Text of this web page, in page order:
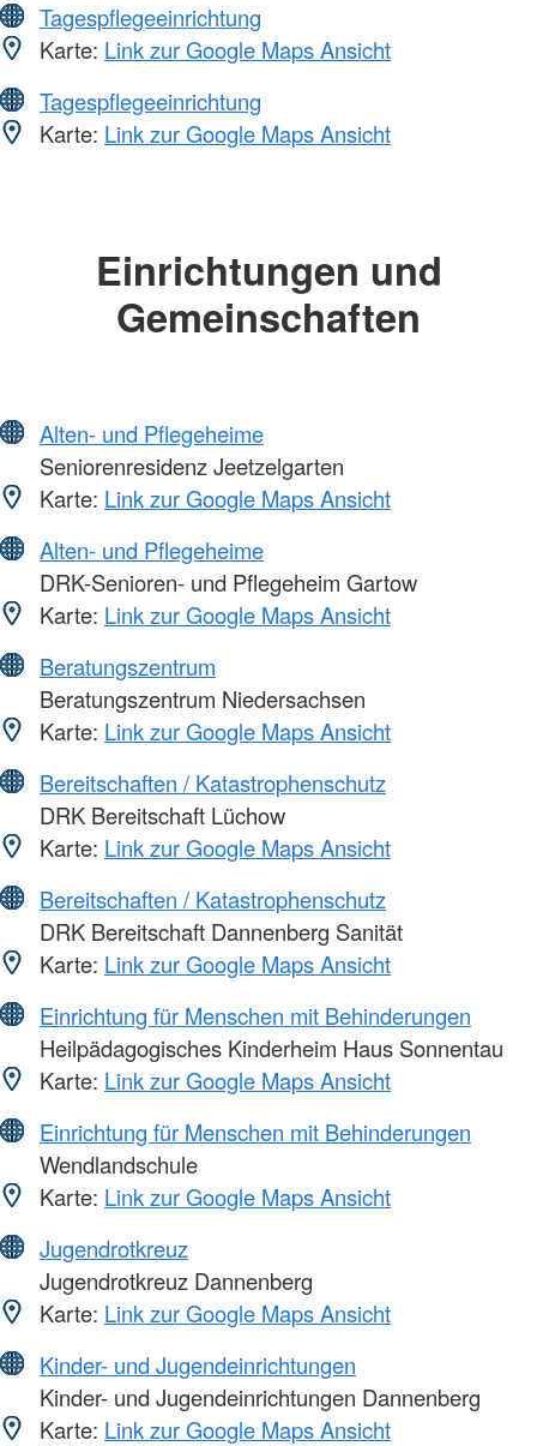
Tagespflegeeinrichtung
Karte: Link zur Google Maps Ansicht
Tagespflegeeinrichtung
Karte: Link zur Google Maps Ansicht
Einrichtungen und
Gemeinschaften
Alten- und Pflegeheime
Seniorenresidenz Jeetzelgarten
Karte: Link zur Google Maps Ansicht
Alten- und Pflegeheime
DRK-Senioren- und Pflegeheim Gartow
Karte: Link zur Google Maps Ansicht
Beratungszentrum
Beratungszentrum Niedersachsen
Karte: Link zur Google Maps Ansicht
Bereitschaften / Katastrophenschutz
DRK Bereitschaft Lüchow
Karte: Link zur Google Maps Ansicht
Bereitschaften / Katastrophenschutz
DRK Bereitschaft Dannenberg Sanität
Karte: Link zur Google Maps Ansicht
Einrichtung für Menschen mit Behinderungen
Heilpädagogisches Kinderheim Haus Sonnentau
Karte: Link zur Google Maps Ansicht
Einrichtung für Menschen mit Behinderungen
Wendlandschule
Karte: Link zur Google Maps Ansicht
Jugendrotkreuz
Jugendrotkreuz Dannenberg
Karte: Link zur Google Maps Ansicht
Kinder- und Jugendeinrichtungen
Kinder- und Jugendeinrichtungen Dannenberg
Karte: Link zur Google Maps Ansicht